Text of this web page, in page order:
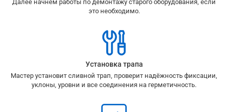
Далее начнем работы по демонтажу старого оборудования, если
это необходимо.
Установка трапа
Мастер установит сливной трап, проверит надёжность фиксации,
уклоны, уровни и все соединения на герметичность.